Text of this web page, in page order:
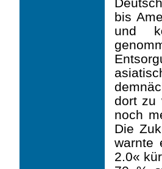
bis
und
dort zu
noch
Die
warnte
2.0«